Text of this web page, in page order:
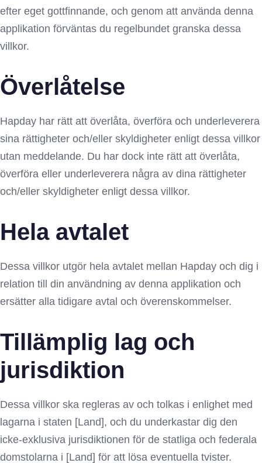
efter eget gottfinnande, och genom att använda denna
applikation förväntas du regelbundet granska dessa
villkor.
Överlåtelse
Hapday har rätt att överlåta, överföra och underleverera
sina rättigheter och/eller skyldigheter enligt dessa villkor
utan meddelande. Du har dock inte rätt att överlåta,
överföra eller underleverera några av dina rättigheter
och/eller skyldigheter enligt dessa villkor.
Hela avtalet
Dessa villkor utgör hela avtalet mellan Hapday och dig i
relation till din användning av denna applikation och
ersätter alla tidigare avtal och överenskommelser.
Tillämplig lag och
jurisdiktion
Dessa villkor ska regleras av och tolkas i enlighet med
lagarna i staten [Land], och du underkastar dig den
icke-exklusiva jurisdiktionen för de statliga och federala
domstolarna i [Land] för att lösa eventuella tvister.